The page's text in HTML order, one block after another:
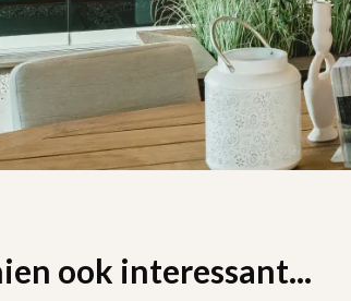
ook interessant...